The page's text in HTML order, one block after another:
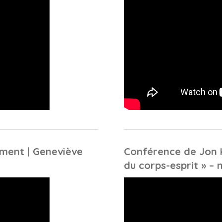
| Geneviève
Conférence de Jon
du corps-esprit » –